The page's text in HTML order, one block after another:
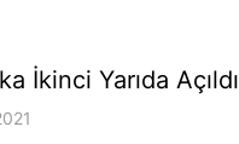
İkinci Yarıda Açıldı